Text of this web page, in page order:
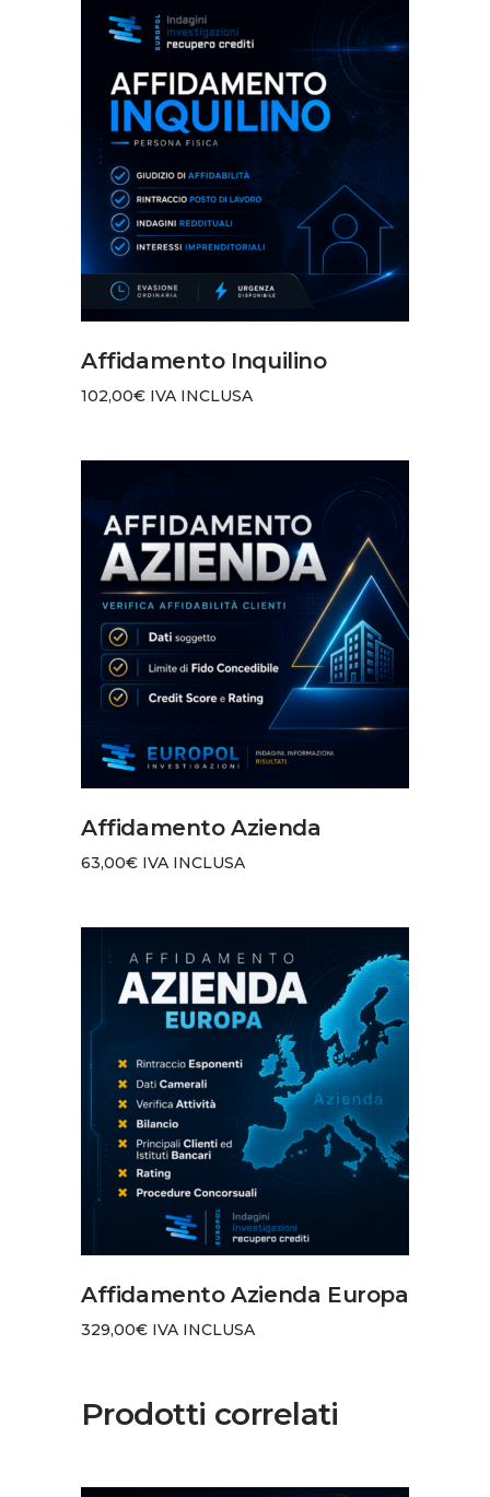
AGGIUNGI AL CARRELLO
Affidamento Inquilino
102,00€ IVA INCLUSA
AGGIUNGI AL CARRELLO
Affidamento Azienda
63,00€ IVA INCLUSA
AGGIUNGI AL CARRELLO
Affidamento Azienda Europa
329,00€ IVA INCLUSA
Prodotti correlati